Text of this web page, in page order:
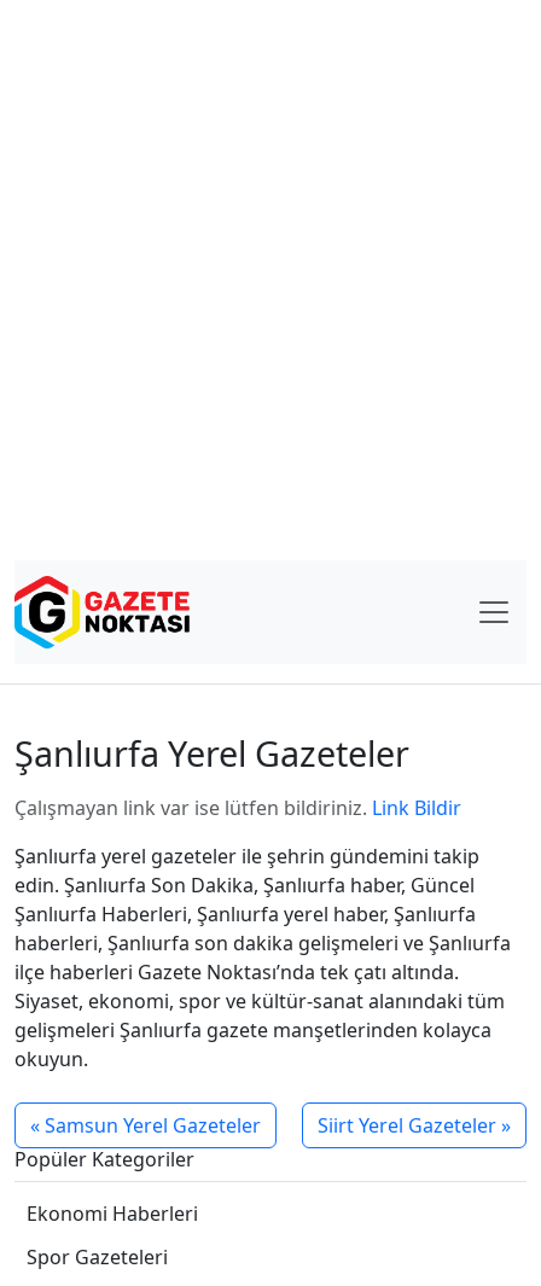
Şanlıurfa Yerel Gazeteler
Çalışmayan link var ise lütfen bildiriniz. Link Bildir
Şanlıurfa yerel gazeteler ile şehrin gündemini takip
edin. Şanlıurfa Son Dakika, Şanlıurfa haber, Güncel
Şanlıurfa Haberleri, Şanlıurfa yerel haber, Şanlıurfa
haberleri, Şanlıurfa son dakika gelişmeleri ve Şanlıurfa
ilçe haberleri Gazete Noktası’nda tek çatı altında.
Siyaset, ekonomi, spor ve kültür-sanat alanındaki tüm
gelişmeleri Şanlıurfa gazete manşetlerinden kolayca
okuyun.
« Samsun Yerel Gazeteler
Siirt Yerel Gazeteler »
Popüler Kategoriler
Ekonomi Haberleri
Spor Gazeteleri